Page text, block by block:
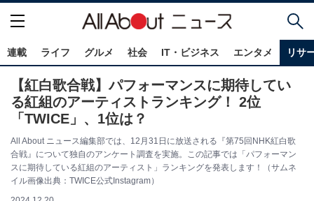
連載 ライフ グルメ 社会 IT・ビジネス エンタメ リサ
【紅白歌合戦】パフォーマンスに期待してい
る紅組のアーティストランキング！ 2位
「TWICE」、1位は？
All About ニュース編集部では、12月31日に放送される『第75回NHK紅白歌
合戦』について独自のアンケート調査を実施。この記事では「パフォーマン
スに期待している紅組のアーティスト」ランキングを発表します！（サムネ
イル画像出典：TWICE公式Instagram）